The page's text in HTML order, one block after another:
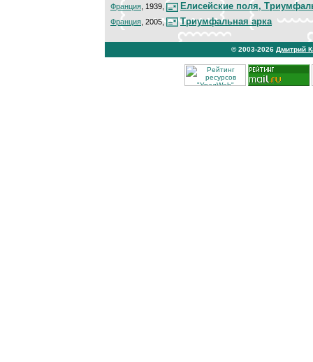
Франция, 1939, Елисейские поля,
Франция , 2005, Триумфальная арка
© 2003-2026 Дмитрий